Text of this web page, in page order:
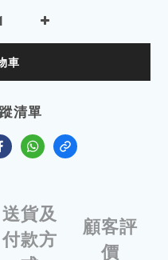
車
清單
送貨及
付款方
顧客評
價